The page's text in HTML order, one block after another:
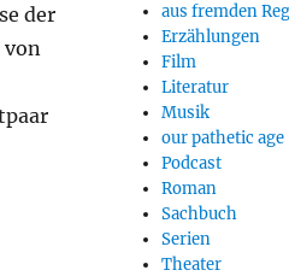
der
von
aus fremden
Erzählungen
Film
Literatur
Musik
our pathetic
Podcast
Roman
Sachbuch
Serien
Theater